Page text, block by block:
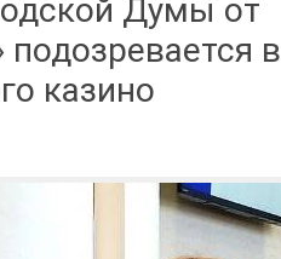
посткроссинга
— сгорела АЗС и около
Думы от
в
казино